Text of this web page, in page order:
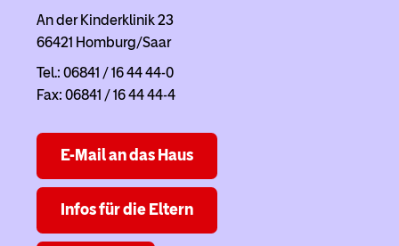
An der Kinderklinik 23
66421 Homburg/Saar
Tel.: 06841 / 16 44 44-0
Fax: 06841 / 16 44 44-4
E-Mail an das Haus
Infos für die Eltern